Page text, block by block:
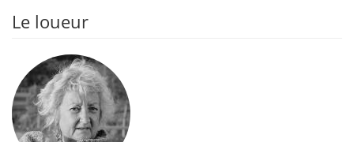
Le loueur